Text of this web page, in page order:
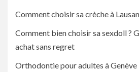
Comment choisir sa crèche à
Comment bien choisir sa sexdoll ?
achat sans regret
Orthodontie pour adultes à